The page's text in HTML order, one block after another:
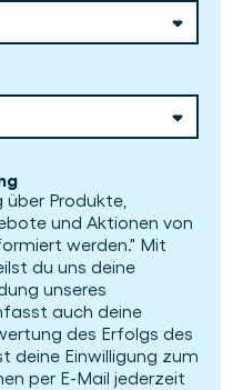
Produkte,
und Aktionen von
werden." Mit
du uns deine
unseres
auch deine
des Erfolgs des
deine Einwilligung zum
per E-Mail jederzeit